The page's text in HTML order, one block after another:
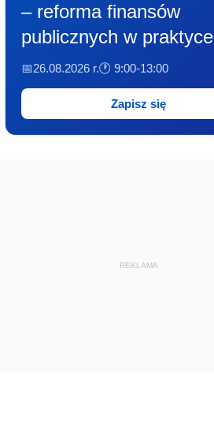
– reforma finansów
publicznych w praktyce
📅26.08.2026 r.🕐 9:00-13:00
Zapisz się
REKLAMA